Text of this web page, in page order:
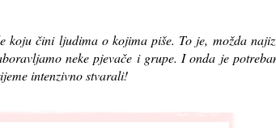
koju čini ljudima o kojima piše. To je, možda
neke pjevače i grupe. I onda je
intenzivno stvarali!